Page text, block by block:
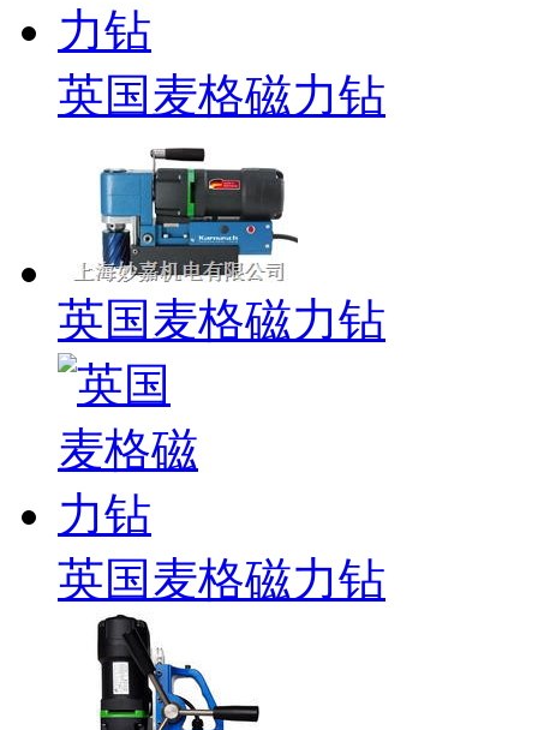
英国麦格磁力钻
英国麦格磁力钻
英国麦格磁力钻